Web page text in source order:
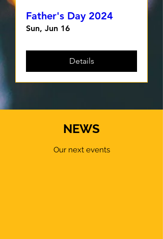
Father's Day 2024
Sun, Jun 16
Details
NEWS
Our next events